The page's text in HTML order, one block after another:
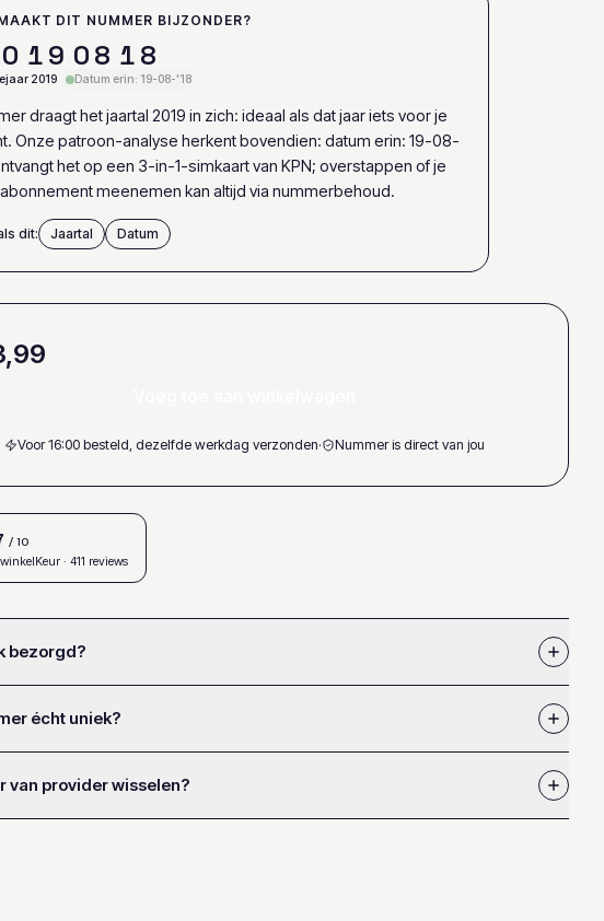
DIT NUMMER BIJZONDER?
0 19 08 18
2019 Datum erin: 19-08-'18
draagt het jaartal 2019 in zich: ideaal als dat jaar iets voor je
Onze patroon-analyse herkent bovendien: datum erin: 19-08-
het op een 3-in-1-simkaart van KPN; overstappen of je
meenemen kan altijd via nummerbehoud.
dit: Jaartal Datum
Voor 16:00 besteld, dezelfde werkdag verzonden· Nummer is direct van jou
/ 10
· 411 reviews
bezorgd?
écht uniek?
van provider wisselen?